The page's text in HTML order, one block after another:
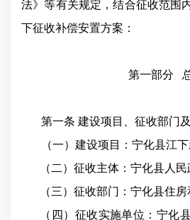
法》等有关规定，结合征收范围
下征收补偿安置方案：
第一部分
第一条 建设项目、征收部门
（一）建设项目：宁化县江
（二）征收主体：宁化县人民
（三）征收部门：宁化县住
（四）征收实施单位：宁化